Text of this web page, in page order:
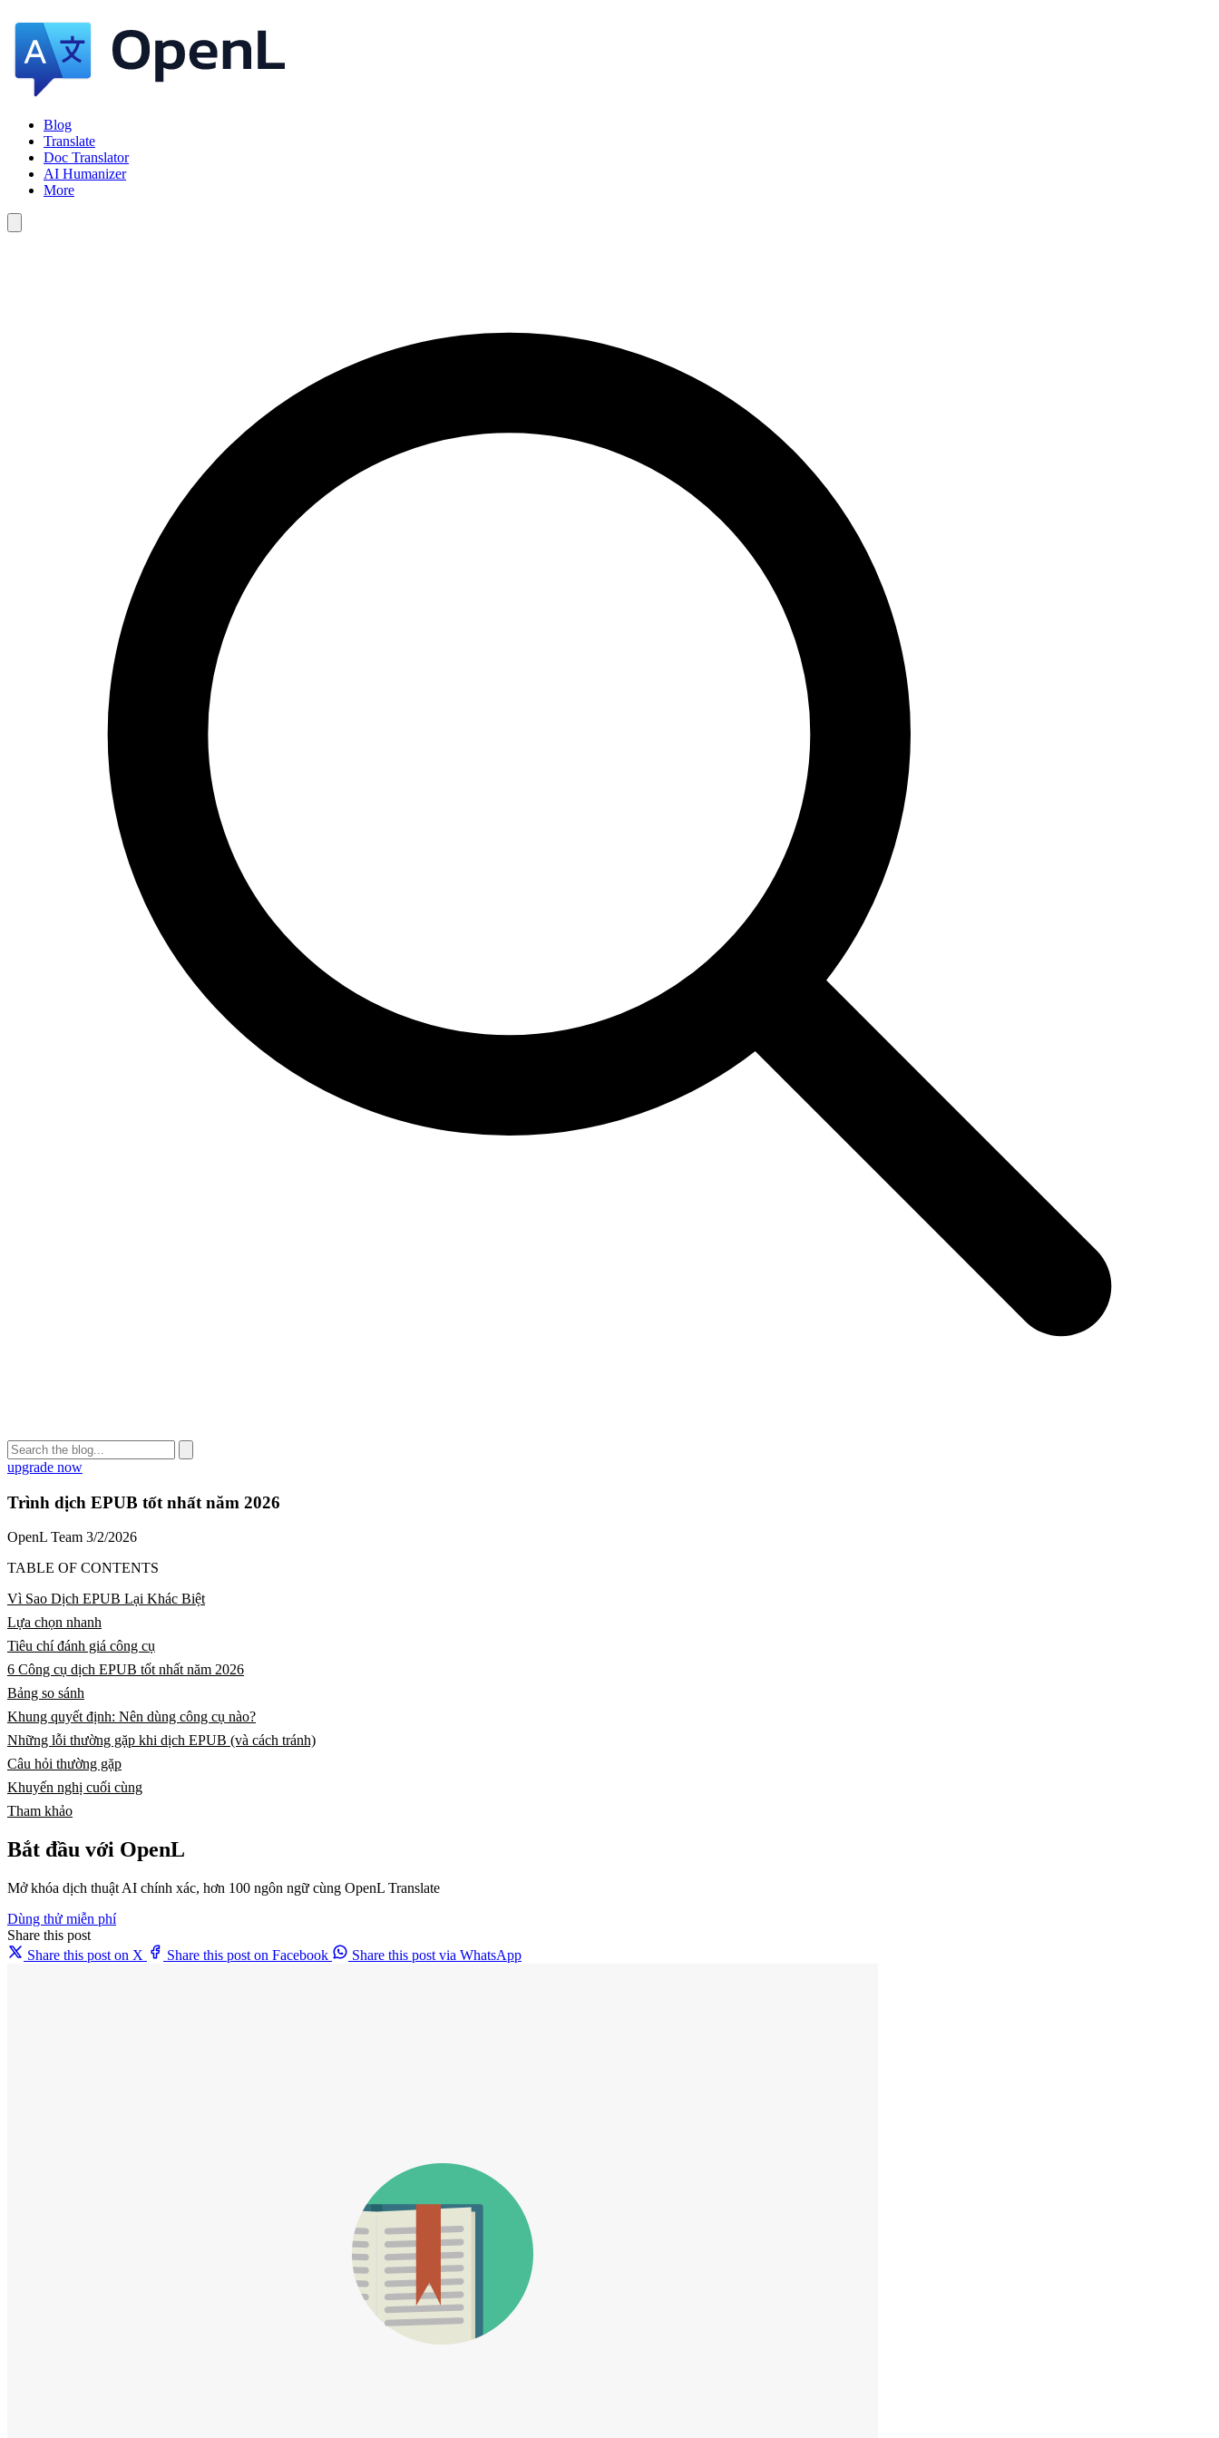
Blog
Translate
Doc Translator
AI Humanizer
More
upgrade now
Trình dịch EPUB tốt nhất năm 2026
OpenL Team 3/2/2026
TABLE OF CONTENTS
Vì Sao Dịch EPUB Lại Khác Biệt
Lựa chọn nhanh
Tiêu chí đánh giá công cụ
6 Công cụ dịch EPUB tốt nhất năm 2026
Bảng so sánh
Khung quyết định: Nên dùng công cụ nào?
Những lỗi thường gặp khi dịch EPUB (và cách tránh)
Câu hỏi thường gặp
Khuyến nghị cuối cùng
Tham khảo
Bắt đầu với OpenL
Mở khóa dịch thuật AI chính xác, hơn 100 ngôn ngữ cùng OpenL Translate
Dùng thử miễn phí
Share this post
Share this post on X
Share this post on Facebook Share this post via WhatsApp